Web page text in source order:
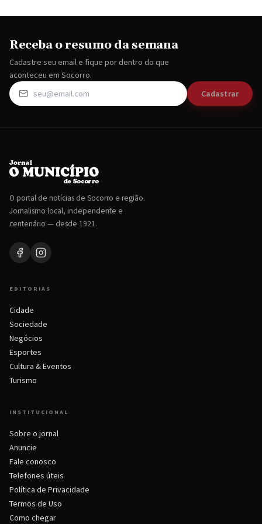
Receba o resumo da semana
Cadastre seu email e fique por dentro do que
aconteceu em Socorro.
Cadastrar
O portal de notícias de Socorro e região.
Jornalismo local, independente e
centenário — desde 1921.
EDITORIAS
Cidade
Sociedade
Negócios
Esportes
Cultura & Eventos
Turismo
INSTITUCIONAL
Sobre o jornal
Anuncie
Fale conosco
Telefones úteis
Política de Privacidade
Termos de Uso
Como chegar